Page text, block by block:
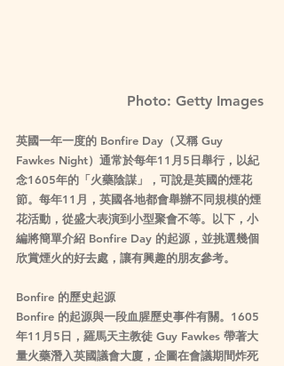
Photo: Getty Images
英國一年一度的 Bonfire Day （又稱 Guy
Fawkes Night）通常於每年11月5日舉行，以紀
念1605年的「火藥陰謀」，可說是英國的煙花
節。每年11月，英國各地都會舉辦不同規模的煙
花活動，從盛大表演到小型聚會不等。以下，小
編將簡單介紹 Bonfire Day 的起源，並挑選幾個
欣賞煙火的好去處，讓有興趣的朋友參考。
Bonfire 的歷史起源
Bonfire 的起源與一段血腥歷史事件有關。1605
年11月5日，羅馬天主教徒 Guy Fawkes 帶著大
量火藥潛入英國議會大廈，企圖在會議期間炸死